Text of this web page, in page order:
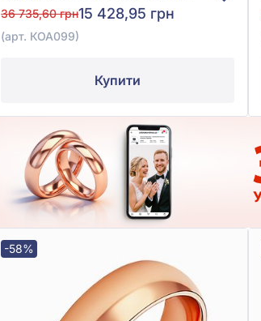
36 735,60 грн15 428,95 грн
(арт. КОА099)
Купити
-58%